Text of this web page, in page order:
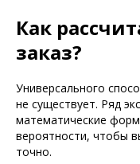
Как
заказ?
Универсального
не существует. Ряд
математические
вероятности, чтобы
точно.